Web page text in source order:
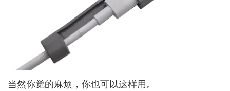
当然你觉的麻烦，你也可以这样用。